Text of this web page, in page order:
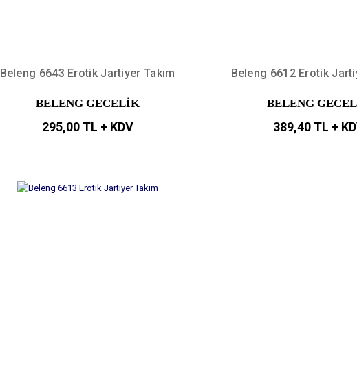
Beleng 6643 Erotik Jartiyer Takım
BELENG GECELİK
295,00 TL + KDV
Beleng 6612 Erotik
BELENG
389,40 TL +